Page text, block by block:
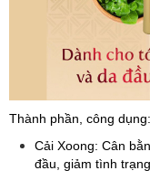
Thành phần, công dụng:
Cải Xoong: Cân
đầu, giảm tình